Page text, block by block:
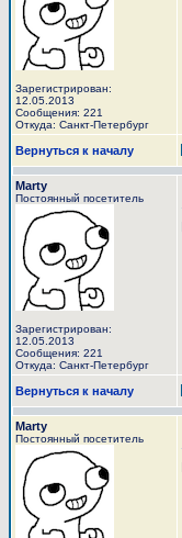
Зарегистрирован:
12.05.2013
Сообщения: 221
Откуда: Санкт-Петербург
Вернуться к началу
Marty
Постоянный посетитель
Зарегистрирован:
12.05.2013
Сообщения: 221
Откуда: Санкт-Петербург
Вернуться к началу
Marty
Постоянный посетитель